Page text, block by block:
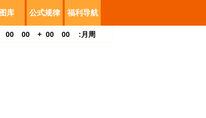
图库 公式规律 福利导航
00 00 + 00 00 : 月 周